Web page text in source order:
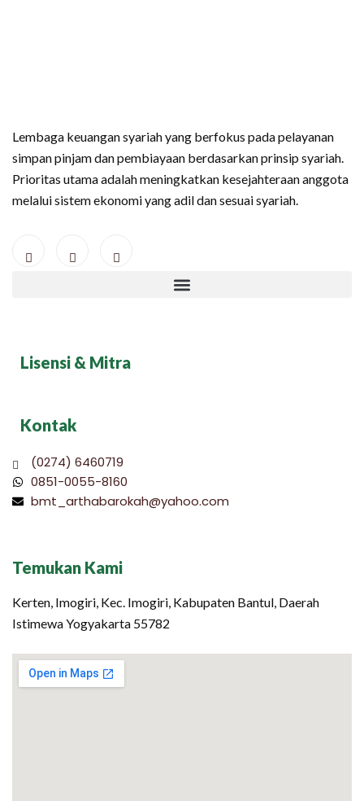
Lembaga keuangan syariah yang berfokus pada pelayanan
simpan pinjam dan pembiayaan berdasarkan prinsip syariah.
Prioritas utama adalah meningkatkan kesejahteraan anggota
melalui sistem ekonomi yang adil dan sesuai syariah.
Lisensi & Mitra
Kontak
(0274) 6460719
0851-0055-8160
bmt_arthabarokah@yahoo.com
Temukan Kami
Kerten, Imogiri, Kec. Imogiri, Kabupaten Bantul, Daerah
Istimewa Yogyakarta 55782